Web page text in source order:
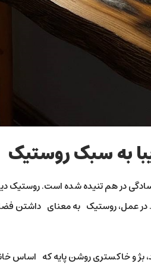
به سبک روستیک
در هم تنیده شده است. روستیک
عمل، روستیک به معنای داشتن
بژ و خاکستری روشن پایه که اساس